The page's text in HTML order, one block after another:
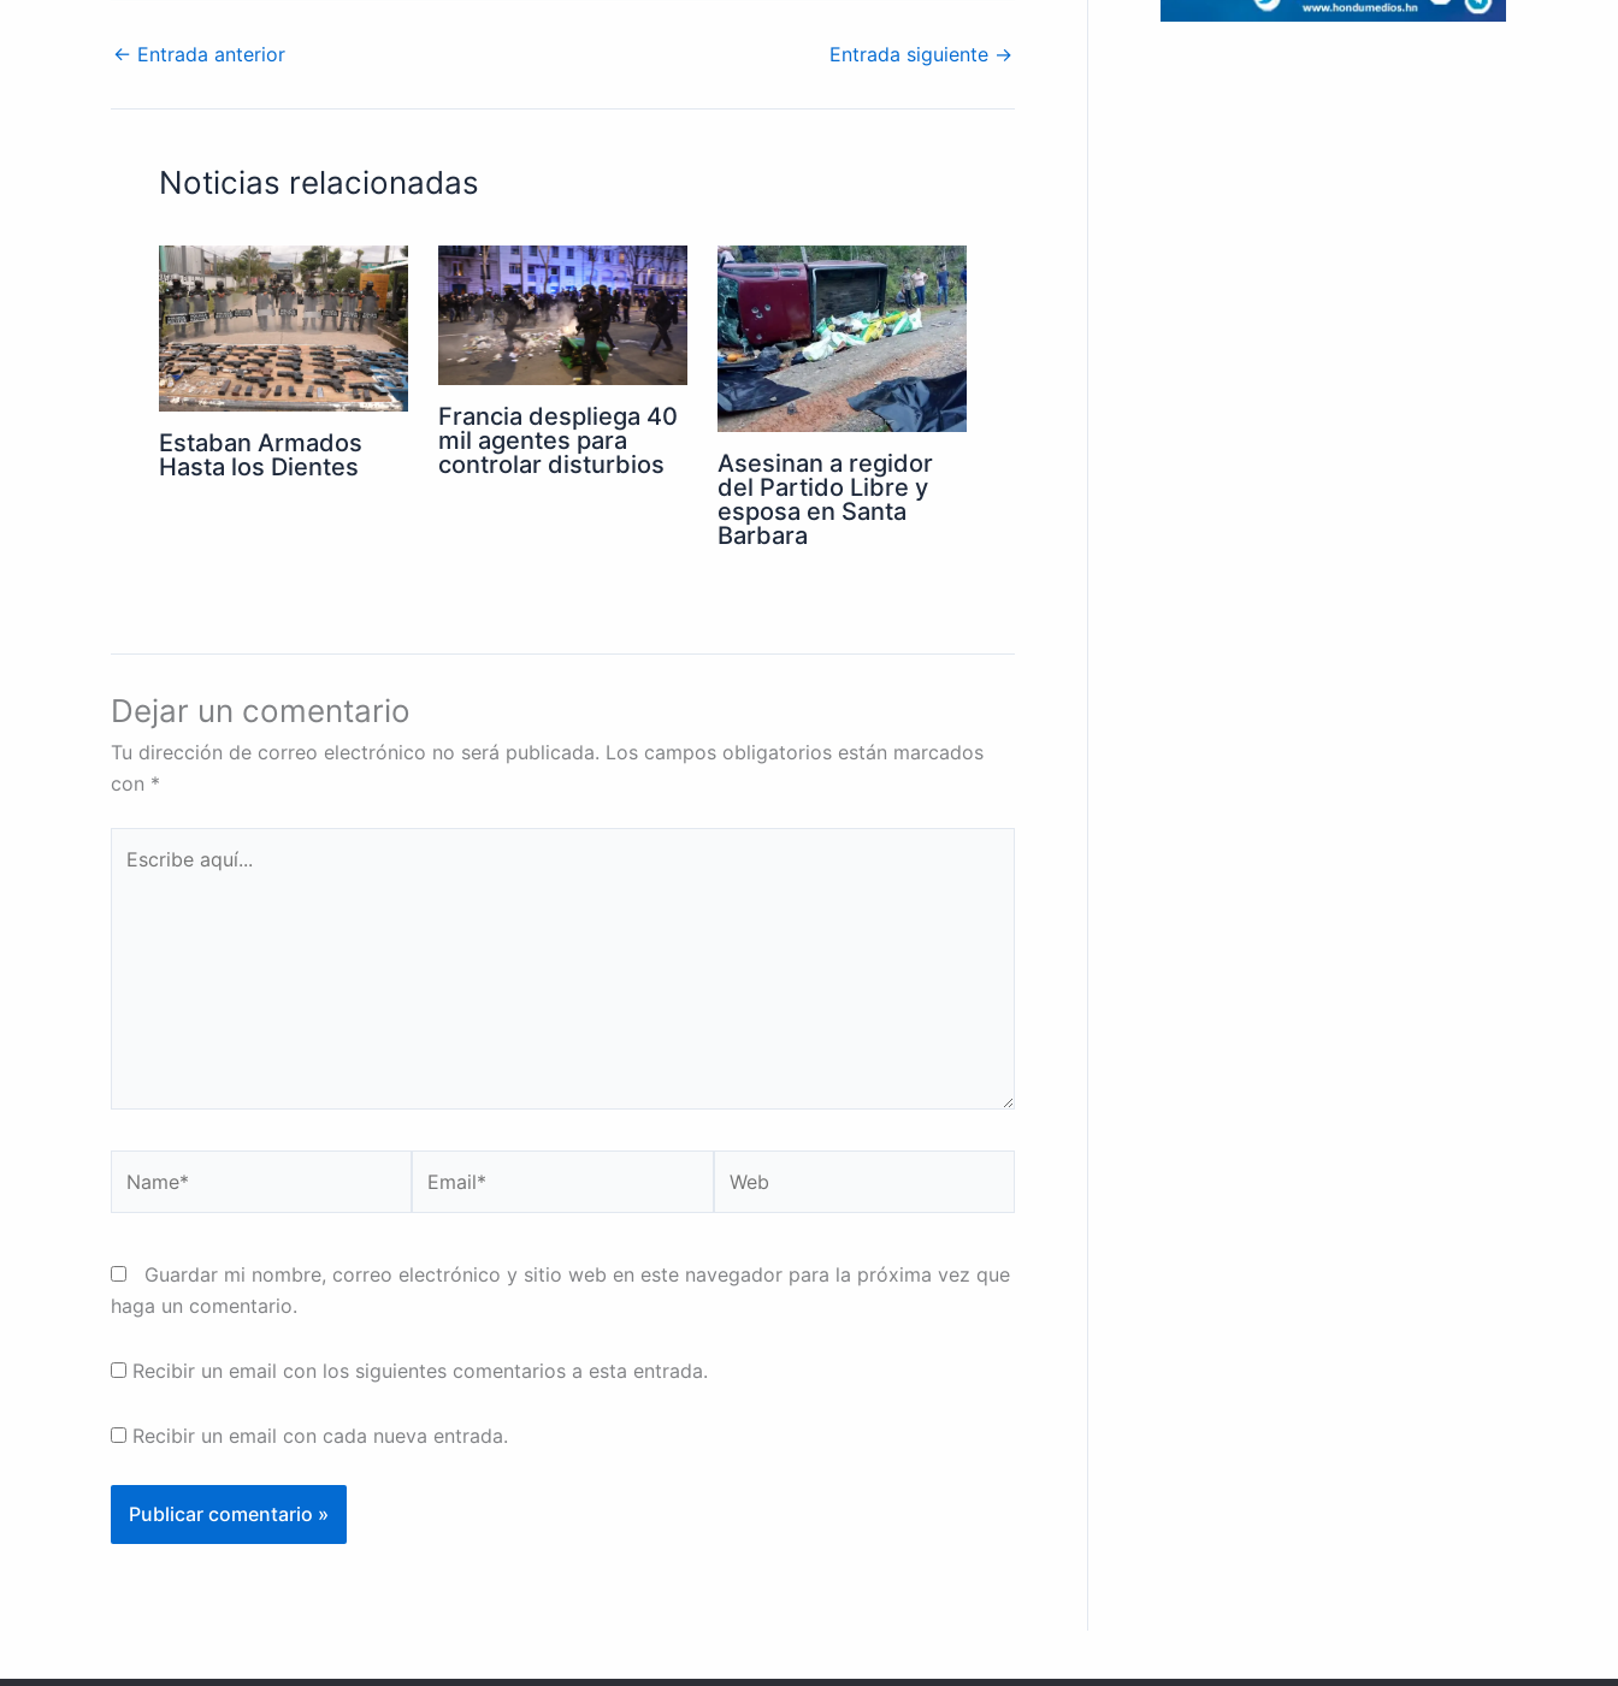
← Entrada anterior Entrada siguiente →
Noticias relacionadas
Estaban Armados
Hasta los Dientes
Francia despliega 40
mil agentes para
controlar disturbios
Asesinan a regidor
del Partido Libre y
esposa en Santa
Barbara
Dejar un comentario
Tu dirección de correo electrónico no será publicada. Los campos obligatorios están marcados
con *
aquí...
Guardar mi nombre, correo electrónico y sitio web en este navegador para la próxima vez que
haga un comentario.
Recibir un email con los siguientes comentarios a esta entrada.
Recibir un email con cada nueva entrada.